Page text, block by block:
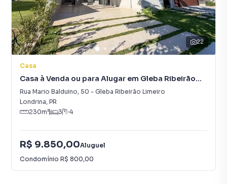
22
Casa
Casa à Venda ou para Alugar em Gleba Ribeirão
Limeiro
Rua Mario Balduino, 50 - Gleba Ribeirão Limeiro
Londrina, PR
230m² 3 4
R$ 9.850,00Aluguel
Condomínio R$ 800,00